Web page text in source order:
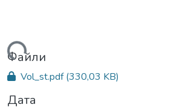
Файли
Vol_st.pdf(330,03 KB)
Дата